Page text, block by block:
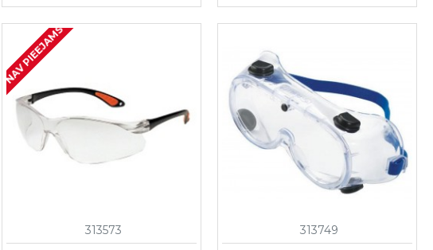
NAV PIEEJAMS
313573 313749